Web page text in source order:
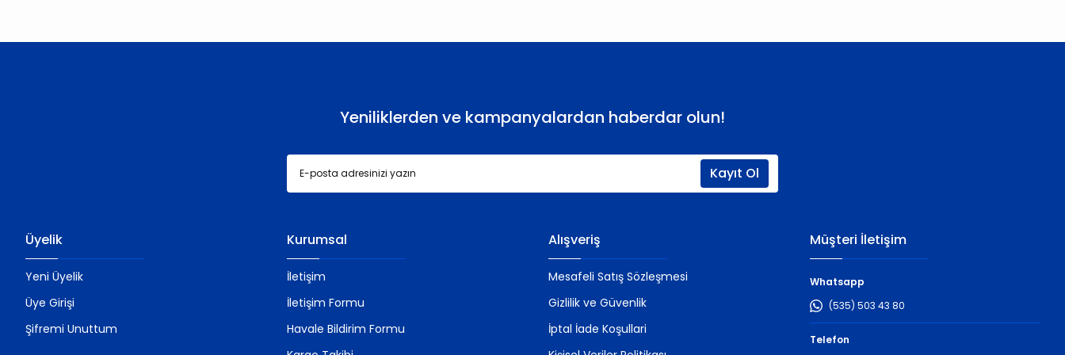
Ürün bilgilerinde hatalar bulunuyor.
Gönder
Yeniliklerden ve kampanyalardan haberdar olun!
Kayıt Ol
Üyelik
Yeni Üyelik
Üye Girişi
Şifremi Unuttum
Kurumsal
İletişim
İletişim Formu
Havale Bildirim Formu
Alışveriş
Mesafeli Satış Sözleşmesi
Gizlilik ve Güvenlik
İptal İade Koşullari
Müşteri İletişim
Whatsapp
(535) 503 43 80
Telefon